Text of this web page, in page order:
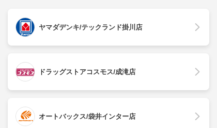
ヤマダデンキ/テックランド掛川店
ドラッグストアコスモス/成滝店
オートバックス/袋井インター店